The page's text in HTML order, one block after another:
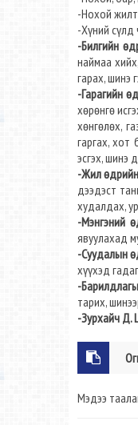
-Нохой
-Хүний сүлд
-Билгийн
наймаа
гарах, шинэ
-Гарагийн
хөрөнгө
хөнгөлөх,
гаргах, хот
эсгэх, шинэ
-Жил
дээдэст
худалдах,
-Мэнгэний
явуулахад
-Суудалын
хүүхэд
-
тарих,
-Зурхайч Д.
Мэдээ